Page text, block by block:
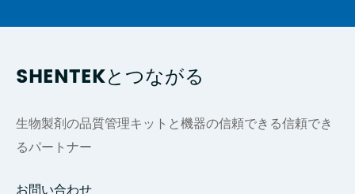
SHENTEKとつながる
生物製剤の品質管理キットと機器の信頼できる信頼でき
るパートナー